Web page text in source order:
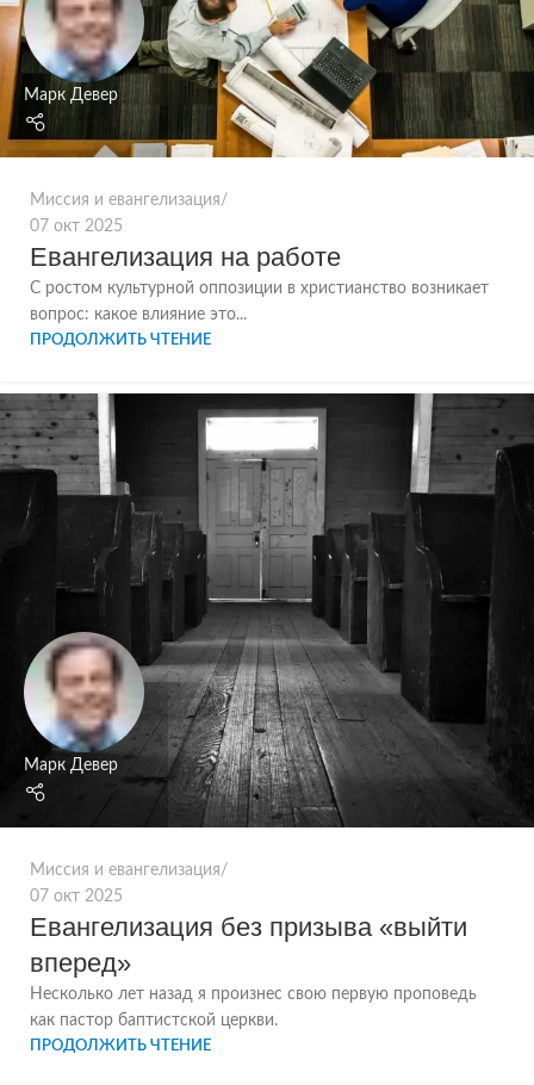
Марк Девер
Миссия и евангелизация
07 окт 2025
Евангелизация на работе
С ростом культурной оппозиции в христианство возникает
вопрос: какое влияние это...
ПРОДОЛЖИТЬ ЧТЕНИЕ
Марк Девер
Миссия и евангелизация
07 окт 2025
Евангелизация без призыва «выйти
вперед»
Несколько лет назад я произнес свою первую проповедь
как пастор баптистской церкви.
ПРОДОЛЖИТЬ ЧТЕНИЕ